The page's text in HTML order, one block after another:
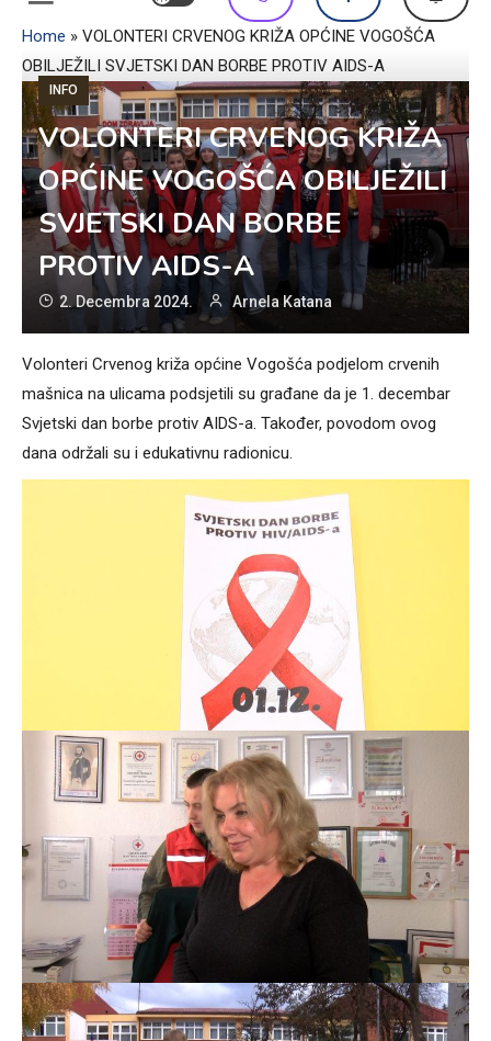
Home » VOLONTERI CRVENOG KRIŽA OPĆINE VOGOŠĆA
OBILJEŽILI SVJETSKI DAN BORBE PROTIV AIDS-A
INFO
VOLONTERI CRVENOG KRIŽA
OPĆINE VOGOŠĆA OBILJEŽILI
SVJETSKI DAN BORBE
PROTIV AIDS-A
2. Decembra 2024. Arnela Katana
Volonteri Crvenog križa općine Vogošća podjelom crvenih
mašnica na ulicama podsjetili su građane da je 1. decembar
Svjetski dan borbe protiv AIDS-a. Također, povodom ovog
dana održali su i edukativnu radionicu.